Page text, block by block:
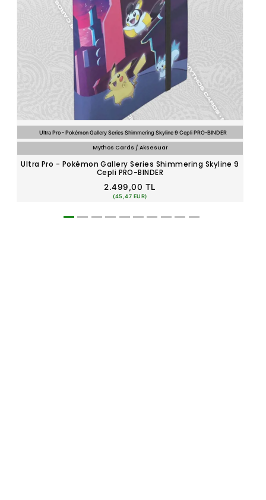
Ultra Pro - Pokémon Gallery Series Shimmering Skyline 9 Cepli PRO-BINDER
Mythos Cards / Aksesuar
Ultra Pro - Pokémon Gallery Series Shimmering Skyline 9
Cepli PRO-BINDER
2.499,00 TL
(45,47 EUR)